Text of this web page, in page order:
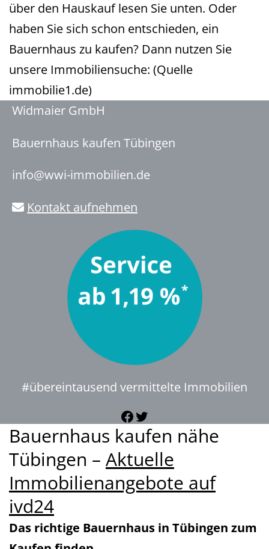
über den Hauskauf lesen Sie unten. Oder
haben Sie sich schon entschieden, ein
Bauernhaus zu kaufen? Dann nutzen Sie
unsere Immobiliensuche: (Quelle
immobilie1.de)
Widmaier GmbH
Bauernhaus kaufen Tübingen
info@wwi-immobilien.de
Kontakt aufnehmen
#übereintausend vermittelte Immobilien
Facebook
Twitter
Bauernhaus kaufen nähe
Tübingen – Aktuelle
Immobilienangebote auf
ivd24
Das richtige Bauernhaus in Tübingen zum